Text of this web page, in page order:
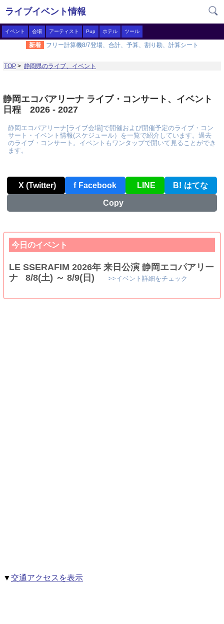
ライブイベント情報
イベント 会場 アーティスト Pup ホテル ツール
新着 フリー計算機8/7登場、合計、予算、割り勘、計算シート
TOP > 静岡県のライブ、イベント
静岡エコパアリーナ ライブ・コンサート、イベント
日程 2026 - 2027
静岡エコパアリーナ[ライブ会場]で開催および開催予定のライブ・コン
サート・イベント情報(スケジュール）を一覧で紹介しています。過去
のライブ・コンサート。イベントもワンタップで開いて見ることができ
ます。
X (Twitter) f Facebook LINE B! はてな
Copy
今日のイベント
LE SSERAFIM 2026年 来日公演 静岡エコパアリー
ナ 8/8(土) ～ 8/9(日)
>>イベント詳細をチェック
▼交通アクセスを表示